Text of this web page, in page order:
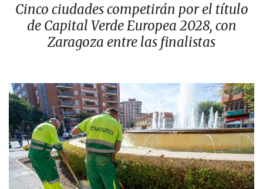
Cinco ciudades competirán por el título
de Capital Verde Europea 2028, con
Zaragoza entre las finalistas